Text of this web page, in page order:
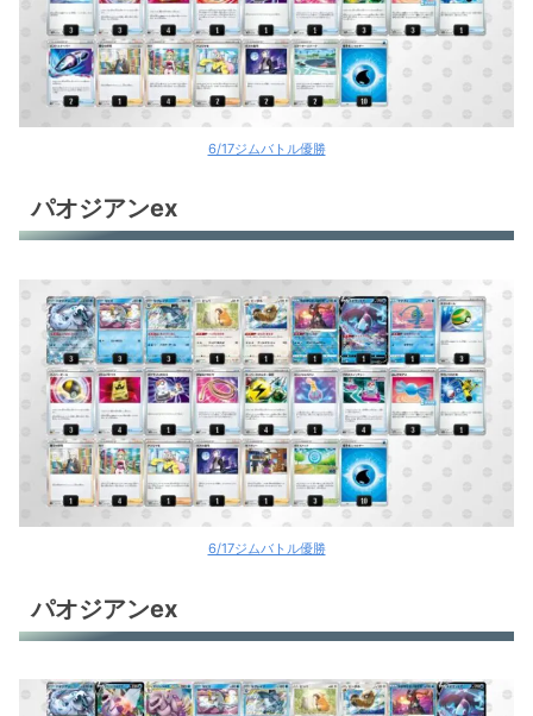
6/17ジムバトル優勝
パオジアンex
6/17ジムバトル優勝
パオジアンex